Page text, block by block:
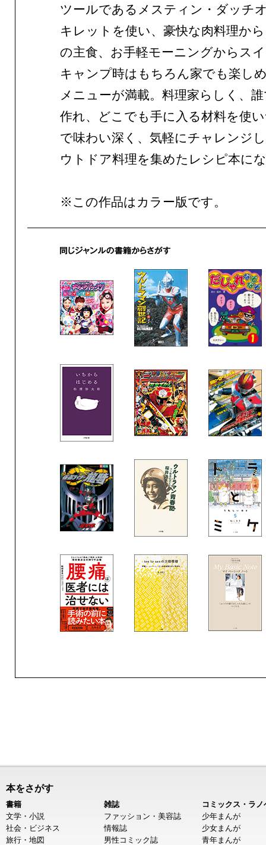
ツールであるメスティン・ダッチ
キレットを使い、豪快な肉料理か
の主食、お手軽モーニングからス
キャンプ時はもちろん家でも楽し
メニューが満載。料理家らしく、
作れ、どこでも手に入る材料を使
で味わい深く、気軽にチャレンジ
ウトドア料理を集めたレシピ本に
※この作品はカラー版です。
本をさがす
書籍
文学・小説
社会・ビジネス
旅行・地図
雑誌
ファッション・美容誌
情報誌
男性コミック誌
コミックス・ラノ
少年まんが
少女まんが
青年まんが